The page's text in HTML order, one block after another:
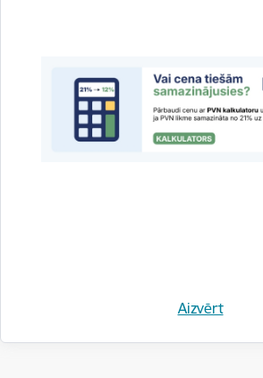
Aizvērt
Dalīties